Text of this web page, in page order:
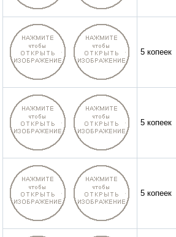
5 копеек
5 копеек
5 копеек